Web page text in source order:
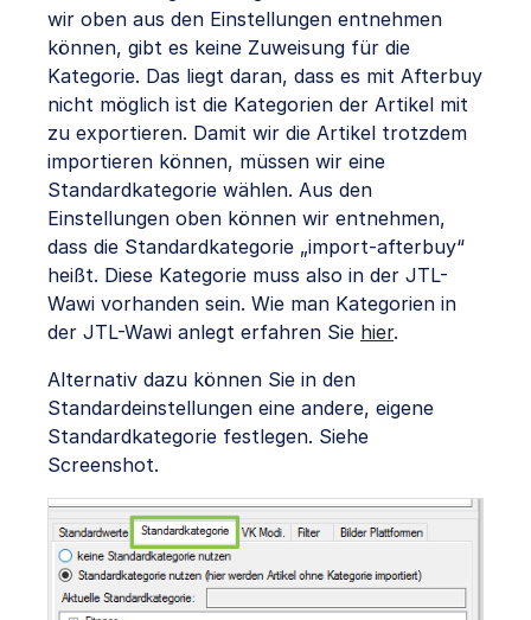
wir oben aus den Einstellungen entnehmen
können, gibt es keine Zuweisung für die
Kategorie. Das liegt daran, dass es mit Afterbuy
nicht möglich ist die Kategorien der Artikel mit
zu exportieren. Damit wir die Artikel trotzdem
importieren können, müssen wir eine
Standardkategorie wählen. Aus den
Einstellungen oben können wir entnehmen,
dass die Standardkategorie „import-afterbuy“
heißt. Diese Kategorie muss also in der JTL-
Wawi vorhanden sein. Wie man Kategorien in
der JTL-Wawi anlegt erfahren Sie hier.
Alternativ dazu können Sie in den
Standardeinstellungen eine andere, eigene
Standardkategorie festlegen. Siehe
Screenshot.